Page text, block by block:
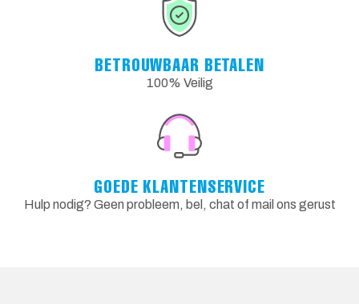
BETROUWBAAR BETALEN
100% Veilig
GOEDE KLANTENSERVICE
Hulp nodig? Geen probleem, bel, chat of mail ons gerust